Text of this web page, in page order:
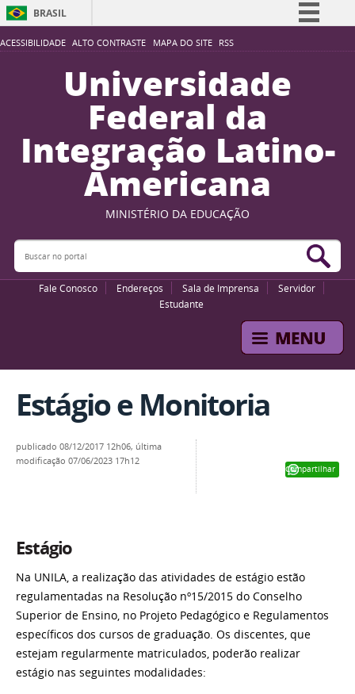
ACESSIBILIDADE ALTO CONTRASTE MAPA DO SITE RSS
BRASIL
Simplifique!
Participe
Acesso à informação
Legislação
Canais
Universidade
Federal da
Integração Latino-
Americana
MINISTÉRIO DA EDUCAÇÃO
Buscar no portal
Fale Conosco Endereços Sala de Imprensa
Servidor
Estudante
Estágio e Monitoria
Compartilhar
publicado 08/12/2017 12h06, última
modificação 07/06/2023 17h12
Estágio
Na UNILA, a realização das atividades de estágio estão
regulamentadas na Resolução nº15/2015 do Conselho
Superior de Ensino, no Projeto Pedagógico e Regulamentos
específicos dos cursos de graduação. Os discentes, que
estejam regularmente matriculados, poderão realizar
estágio nas seguintes modalidades: